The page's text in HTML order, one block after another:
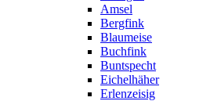
Amsel
Bergfink
Blaumeise
Buchfink
Buntspecht
Eichelhäher
Erlenzeisig